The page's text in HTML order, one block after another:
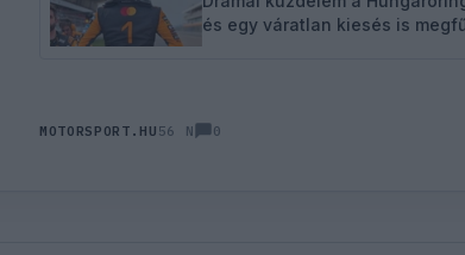
és egy váratlan kiesés is
MOTORSPORT.HU 56 N 0